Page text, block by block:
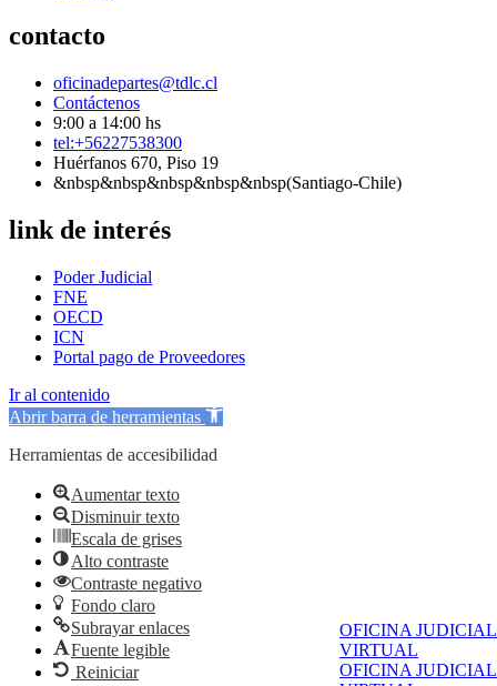
OFICINA JUDICIAL
VIRTUAL
OFICINA JUDICIAL
contacto
oficinadepartes@tdlc.cl
Contáctenos
9:00 a 14:00 hs
tel:+56227538300
Huérfanos 670, Piso 19
&nbsp&nbsp&nbsp&nbsp&nbsp(Santiago-Chile)
link de interés
Poder Judicial
FNE
OECD
ICN
Portal pago de Proveedores
Ir al contenido
Abrir barra de herramientas
Herramientas de accesibilidad
Aumentar texto
Disminuir texto
Escala de grises
Alto contraste
Contraste negativo
Fondo claro
Subrayar enlaces
Fuente legible
Reiniciar